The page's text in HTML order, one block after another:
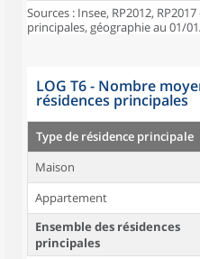
Sources : Insee, RP2012,
principales, géographie au 01/
LOG T6 - Nombre
résidences principales
Type de résidence principale
Maison
Appartement
Ensemble des résidences
principales